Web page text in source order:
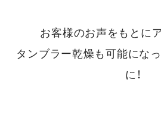
お客様のお声をもとに
タンブラー乾燥も可能にな
に！